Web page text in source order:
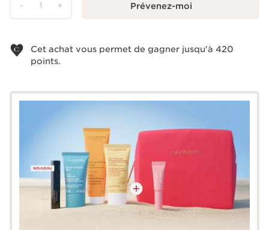
- 1 + Prévenez-moi
Cet achat vous permet de gagner jusqu'à 420
points.